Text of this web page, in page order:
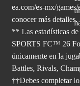
ea.com/es-mx/
conocer más detalles.
** Las estadísticas
SPORTS FC™ 26
únicamente en la
Battles, Rivals,
††Debes completar